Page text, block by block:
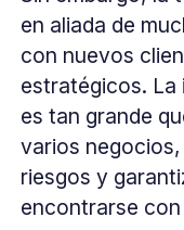
en aliada de
con nuevos
estratégicos. La
es tan grande
varios
riesgos y
encontrarse